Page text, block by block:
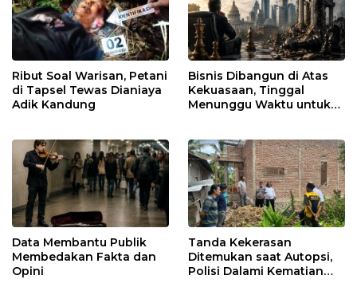
Ribut Soal Warisan, Petani
di Tapsel Tewas Dianiaya
Adik Kandung
Bisnis Dibangun di Atas
Kekuasaan, Tinggal
Menunggu Waktu untuk
Data Membantu Publik
Membedakan Fakta dan
Opini
Tanda Kekerasan
Ditemukan saat Autopsi,
Polisi Dalami Kematian